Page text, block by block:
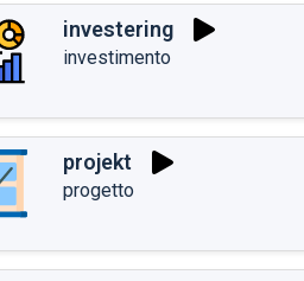
investering
investimento
projekt
progetto